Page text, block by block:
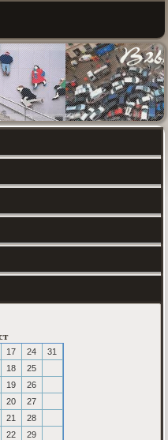
17 24
31
18
25
19
26
20
27
21
28
22
29